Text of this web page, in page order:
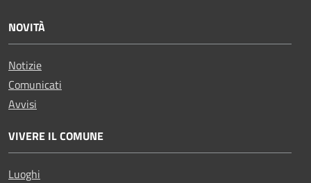
NOVITÀ
Notizie
Comunicati
Avvisi
VIVERE IL COMUNE
Luoghi